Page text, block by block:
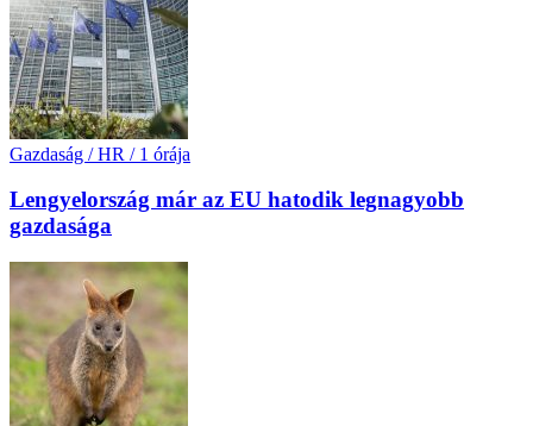
Gazdaság / HR / 1 órája
Lengyelország már az EU hatodik legnagyobb
gazdasága